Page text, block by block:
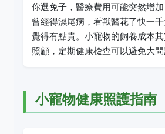
你選兔子，醫療費用可能突然增
曾經得濕尾病，看獸醫花了快一
覺得有點貴。小寵物的飼養成本
照顧，定期健康檢查可以避免大問
小寵物健康照護指南